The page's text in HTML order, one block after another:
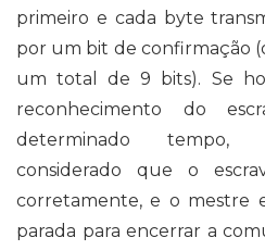
primeiro e cada byte
por um bit de confirmação
um total de 9 bits). Se
reconhecimento do
determinado tempo,
considerado que o
corretamente, e o mestre
parada para encerrar a